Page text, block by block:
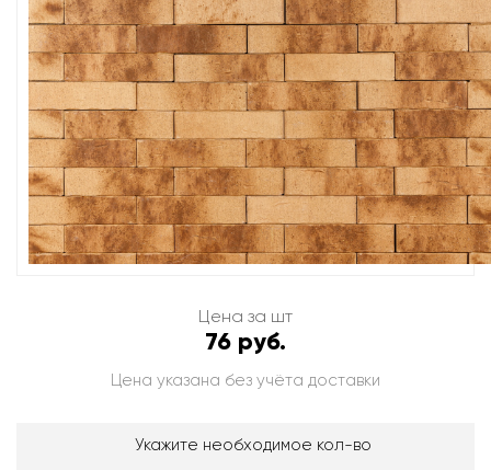
Цена за шт
76 руб.
Цена указана без учёта доставки
Укажите необходимое кол-во